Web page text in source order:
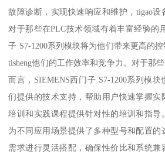
故障诊断，实现快速响应和维护，tigao设
对于那些在PLC技术领域有着丰富经验的
子 S7-1200系列模块将为他们带来更高的
tisheng他们的工作效率和竞争力。对于那
而言，SIEMENS西门子 S7-1200系列模
们提供的技术支持，帮助用户快速掌握实
培训和实践课程提供针对性的培训和指导
为不同应用场景提供了多种型号和配置
需求进行灵活搭配，确保性价比和系统兼